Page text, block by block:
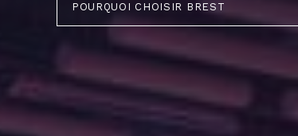
POURQUOI CHOISIR BREST